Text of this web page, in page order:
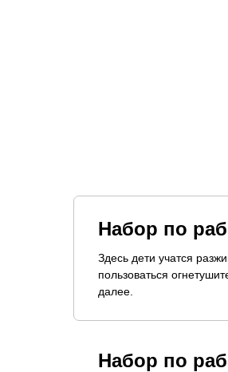
Набор по
Здесь дети учатся
пользоваться
далее.
Набор по